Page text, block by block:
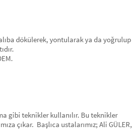
dökülerek, yontularak ya da yoğrulup
gibi teknikler kullanılır. Bu teknikler
çıkar. Başlıca ustalarımız; Ali GÜLER,